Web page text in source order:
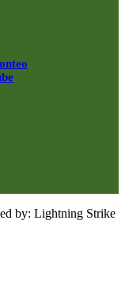
by: Lightning Strike